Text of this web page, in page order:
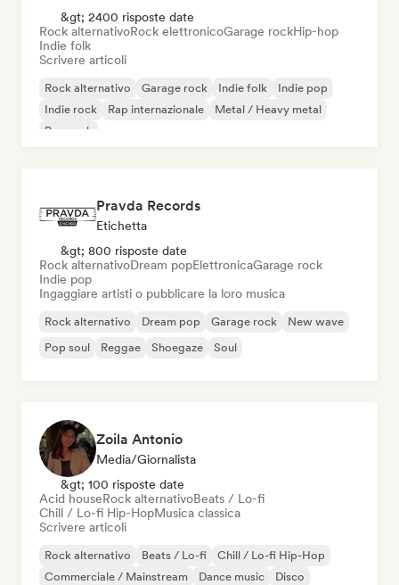
&gt; 2400 risposte date
Rock alternativoRock elettronicoGarage rockHip-hop
Indie folk
Scrivere articoli
Rock alternativo Garage rock Indie folk
Indie pop
Indie rock
Rap internazionale
Metal / Heavy metal
Pop rock
Pravda Records
Etichetta
&gt; 800 risposte date
Rock alternativoDream popElettronicaGarage rock
Indie pop
Ingaggiare artisti o pubblicare la loro musica
Rock alternativo Dream pop Garage rock
New wave
Pop soul
Reggae Shoegaze Soul
Zoila Antonio
Media/Giornalista
&gt; 100 risposte date
Acid houseRock alternativoBeats / Lo-fi
Chill / Lo-fi Hip-HopMusica classica
Scrivere articoli
Rock alternativo Beats / Lo-fi
Chill / Lo-fi Hip-Hop
Commerciale / Mainstream
Dance music
Disco